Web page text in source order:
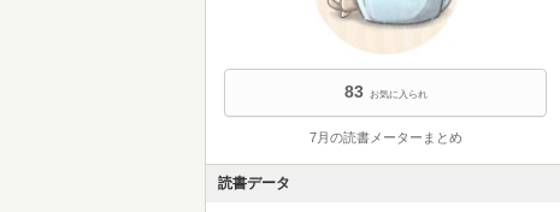
83 お気に入られ
7月の読書メーターまとめ
読書データ